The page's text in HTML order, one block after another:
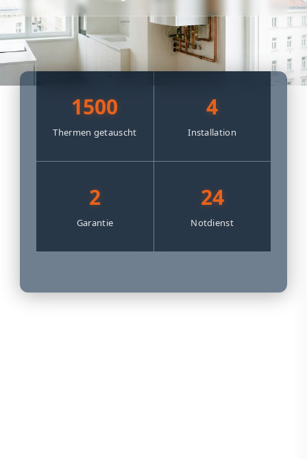
1500
Thermen getauscht
4
Installation
2
Garantie
24
Notdienst